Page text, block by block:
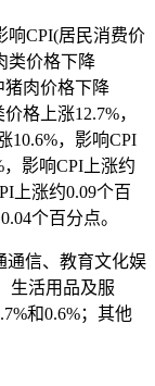
响CPI(居民消费价
类价格下降
猪肉价格下降
格上涨12.7%，
10.6%，影响CPI
，影响CPI上涨约
上涨约0.09个百
个百分点。
通信、教育文化娱
生活用品及服
和0.6%；其他